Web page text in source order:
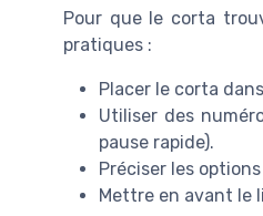
Pour que le corta
pratiques :
Placer le corta
Utiliser des
pause rapide).
Préciser les
Mettre en avant le